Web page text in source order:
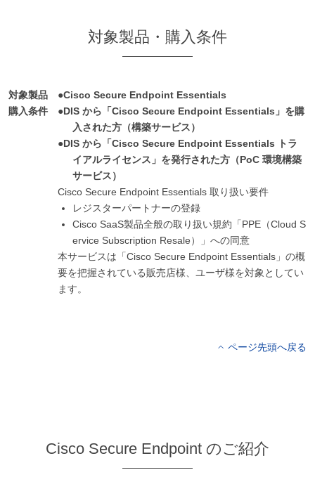
対象製品・購入条件
対象製品
Cisco Secure Endpoint Essentials
購入条件
DIS から「Cisco Secure Endpoint Essentials」を購
入された方（構築サービス）
DIS から「Cisco Secure Endpoint Essentials トラ
イアルライセンス」を発行された方（PoC 環境構築
サービス）
Cisco Secure Endpoint Essentials 取り扱い要件
レジスターパートナーの登録
Cisco SaaS製品全般の取り扱い規約「PPE（Cloud S
ervice Subscription Resale）」への同意
本サービスは「Cisco Secure Endpoint Essentials」の概
要を把握されている販売店様、ユーザ様を対象としてい
ます。
ページ先頭へ戻る
Cisco Secure Endpoint のご紹介